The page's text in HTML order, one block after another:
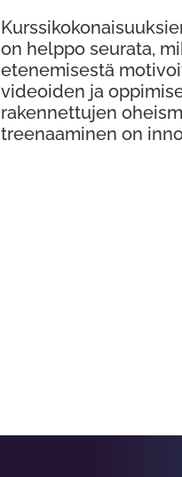
on helppo seurata,
etenemisestä
videoiden ja
rakennettujen
treenaaminen on